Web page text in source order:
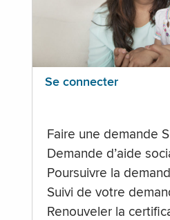
Se connecter
Faire une demande
Demande d’aide
Poursuivre la
Suivi de votre
Renouveler la